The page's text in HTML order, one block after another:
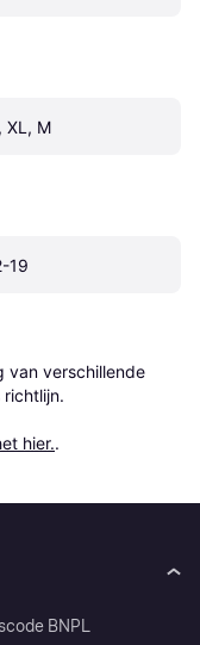
XL, M
19
van verschillende
hier..
BNPL